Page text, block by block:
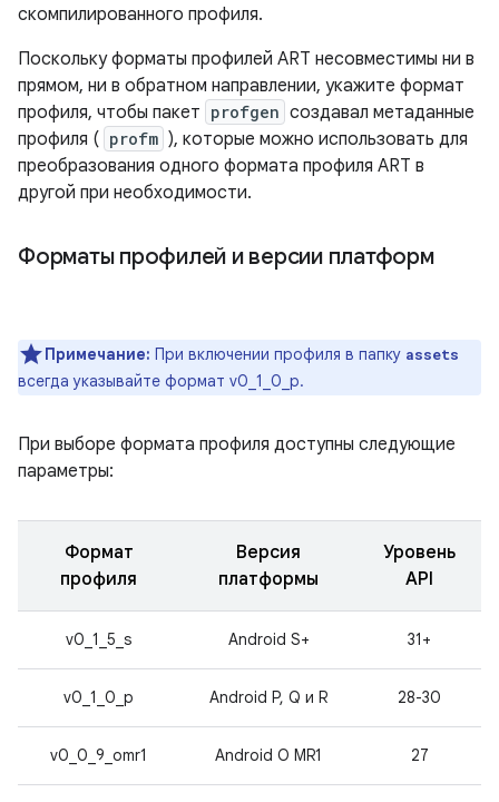
скомпилированного профиля.
Поскольку форматы профилей ART несовместимы ни в
прямом, ни в обратном направлении, укажите формат
профиля, чтобы пакет profgen создавал метаданные
профиля ( profm ), которые можно использовать для
преобразования одного формата профиля ART в
другой при необходимости.
Форматы профилей и версии платформ
Примечание: При включении профиля в папку assets
всегда указывайте формат v0_1_0_p.
При выборе формата профиля доступны следующие
параметры:
Формат
профиля
Версия
платформы
Уровень
API
v0_1_5_s Android S+ 31+
v0_1_0_p Android P, Q и R 28-30
v0_0_9_omr1 Android O MR1 27